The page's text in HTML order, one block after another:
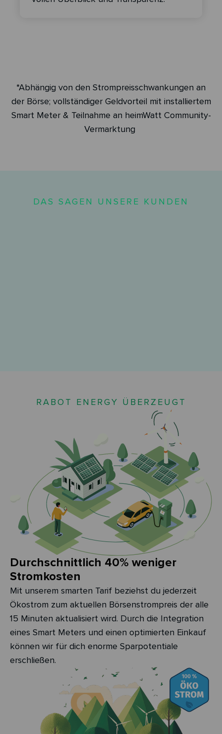
*Abhängig von den Strompreisschwankungen an
der Börse; vollständiger Geldvorteil mit installiertem
Smart Meter & Teilnahme an heimWatt Community-
Vermarktung
DAS SAGEN UNSERE KUNDEN
RABOT ENERGY ÜBERZEUGT
Durchschnittlich 40% weniger
Stromkosten
Mit unserem smarten Tarif beziehst du jederzeit
Ökostrom zum aktuellen Börsenstrompreis der alle
15 Minuten aktualisiert wird. Durch die Integration
eines Smart Meters und einen optimierten Einkauf
können wir für dich enorme Sparpotentiale
erschließen.